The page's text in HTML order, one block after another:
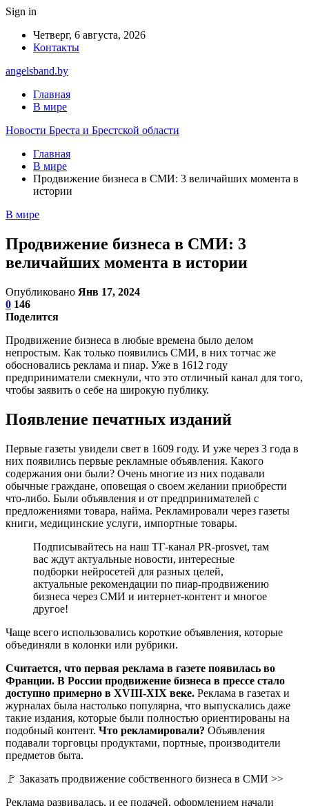
Sign in
Четверг, 6 августа, 2026
Контакты
angelsband.by
Главная
В мире
Новости Бреста и Брестской области
Главная
В мире
Продвижение бизнеса в СМИ: 3 величайших момента в
истории
В мире
Продвижение бизнеса в СМИ: 3
величайших момента в истории
Опубликовано Янв 17, 2024
0 146
Поделится
Продвижение бизнеса в любые времена было делом
непростым. Как только появились СМИ, в них тотчас же
обосновались реклама и пиар. Уже в 1612 году
предприниматели смекнули, что это отличный канал для того,
чтобы заявить о себе на широкую публику.
Появление печатных изданий
Первые газеты увидели свет в 1609 году. И уже через 3 года в
них появились первые рекламные объявления. Какого
содержания они были? Очень многие из них подавали
обычные граждане, оповещая о своем желании приобрести
что-либо. Были объявления и от предпринимателей с
предложениями товара, найма. Рекламировали через газеты
книги, медицинские услуги, импортные товары.
Подписывайтесь на наш ТГ-канал PR-prosvet, там
вас ждут актуальные новости, интересные
подборки нейросетей для разных целей,
актуальные рекомендации по пиар-продвижению
бизнеса через СМИ и интернет-контент и многое
другое!
Чаще всего использовались короткие объявления, которые
объединяли в колонки или рубрики.
Считается, что первая реклама в газете появилась во
Франции. В России продвижение бизнеса в прессе стало
доступно примерно в XVIII-XIX веке. Реклама в газетах и
журналах была настолько популярна, что выпускались даже
такие издания, которые были полностью ориентированы на
подобный контент. Что рекламировали? Объявления
подавали торговцы продуктами, портные, производители
предметов быта.
🚩 Заказать продвижение собственного бизнеса в СМИ >>
Реклама развивалась, и ее подачей, оформлением начали